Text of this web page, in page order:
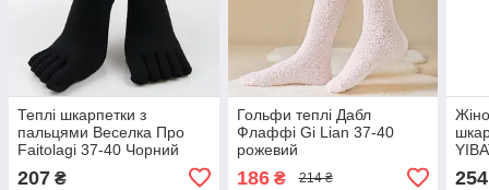
Теплі шкарпетки з
пальцями Веселка Про
Faitolagi 37-40 Чорний
207 ₴
Гольфи теплі Дабл
Флаффі Gi Lian 37-40
рожевий
186₴ 214 ₴ 254